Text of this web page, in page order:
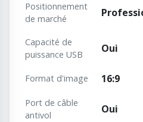
Positionnement
de marché
Capacité de
puissance USB
Oui
Format d'image 16:9
Port de câble
antivol
Oui